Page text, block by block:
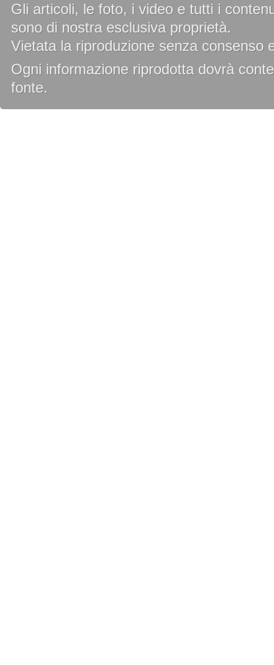
Gli articoli, le foto, i video e tutti i
sono di nostra esclusiva proprietà.
Vietata la riproduzione senza consenso
Ogni informazione riprodotta dovrà
fonte.